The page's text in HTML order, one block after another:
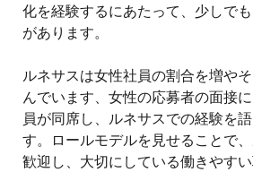
化を経験するにあたって、少しで
があります。
ルネサスは女性社員の割合を増や
んでいます、女性の応募者の面接
員が同席し、ルネサスでの経験を
す。ロールモデルを見せることで
歓迎し、大切にしている働きやす